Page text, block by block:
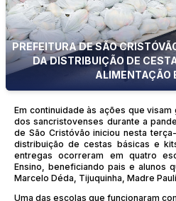
PREFEITURA DE SÃO
DA DISTRIBUIÇÃO DE
ALIMENTAÇÃO
Em continuidade às ações que
dos sancristovenses durante a
de São Cristóvão iniciou nesta
distribuição de cestas básicas e
entregas ocorreram em quatro
Ensino, beneficiando pais e alunos
Marcelo Déda, Tijuquinha, Madre
Uma das escolas que funcionaram